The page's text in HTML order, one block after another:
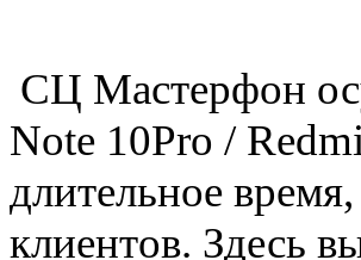
СЦ Мастерфон
Note 10Pro /
длительное
клиентов. Здесь